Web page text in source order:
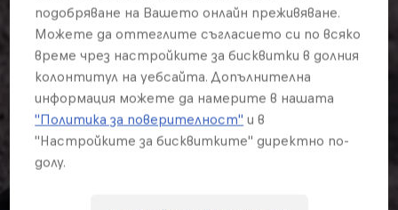
подобряване на Вашето онлайн преживяване.
Можете да оттеглите съгласието си по всяко
време чрез настройките за бисквитки в долния
колонтитул на уебсайта. Допълнителна
информация можете да намерите в нашата
"Политика за поверителност" и в
"Настройките за бисквитките" директно по-
долу.